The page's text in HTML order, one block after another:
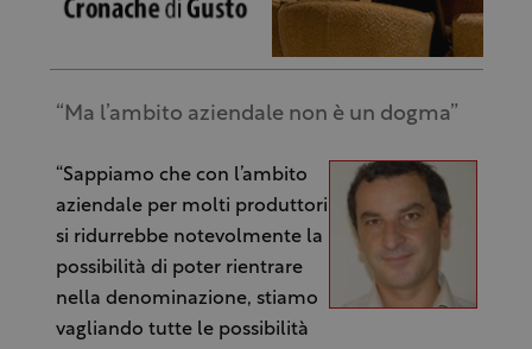
“Ma l’ambito aziendale non è un dogma”
“Sappiamo che con l’ambito
aziendale per molti produttori
si ridurrebbe notevolmente la
possibilità di poter rientrare
nella denominazione, stiamo
vagliando tutte le possibilità